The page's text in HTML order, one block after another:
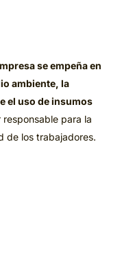
se empeña en
ambiente, la
el uso de insumos
para la
de los trabajadores.